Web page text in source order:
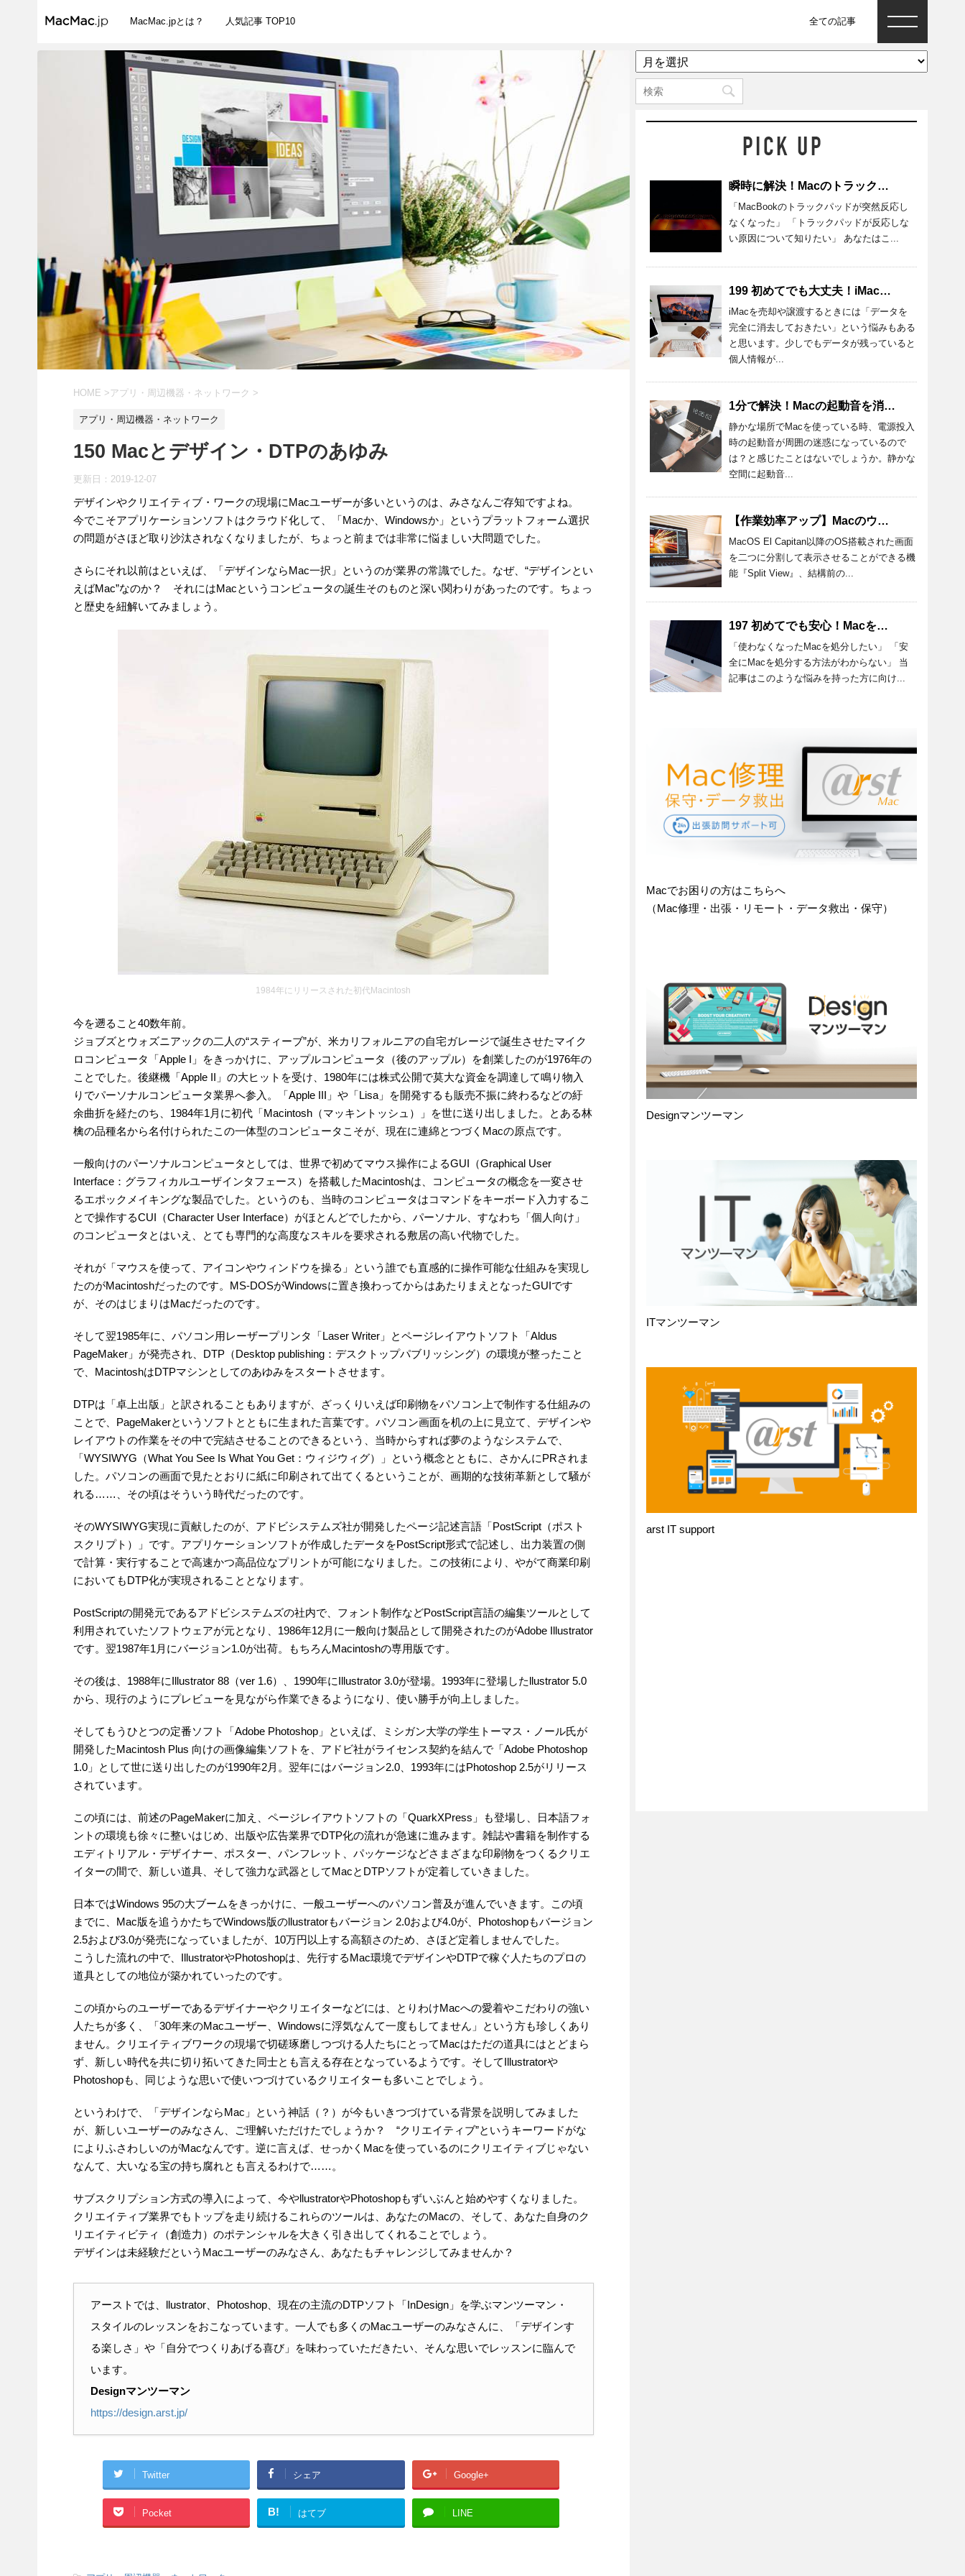
MacMac.jpとは？ 人気記事 TOP10 全ての記事
HOME >アプリ・周辺機器・ネットワーク >
アプリ・周辺機器・ネットワーク
150 Macとデザイン・DTPのあゆみ
更新日： 2019-12-07
デザインやクリエイティブ・ワークの現場にMacユーザーが多いというのは、みさなんご存知ですよね。
今でこそアプリケーションソフトはクラウド化して、「Macか、Windowsか」というプラットフォーム選択
の問題がさほど取り沙汰されなくなりましたが、ちょっと前までは非常に悩ましい大問題でした。
さらにそれ以前はといえば、「デザインならMac一択」というのが業界の常識でした。なぜ、“デザインとい
えばMac”なのか？ それにはMacというコンピュータの誕生そのものと深い関わりがあったのです。ちょっ
と歴史を紐解いてみましょう。
1984年にリリースされた初代Macintosh
今を遡ること40数年前。
ジョブズとウォズニアックの二人の“スティーブ”が、米カリフォルニアの自宅ガレージで誕生させたマイク
ロコンピュータ「Apple I」をきっかけに、アップルコンピュータ（後のアップル）を創業したのが1976年の
ことでした。後継機「Apple II」の大ヒットを受け、1980年には株式公開で莫大な資金を調達して鳴り物入
りでパーソナルコンピュータ業界へ参入。「Apple III」や「Lisa」を開発するも販売不振に終わるなどの紆
余曲折を経たのち、1984年1月に初代「Macintosh（マッキントッシュ）」を世に送り出しました。とある林
檎の品種名から名付けられたこの一体型のコンピュータこそが、現在に連綿とつづくMacの原点です。
一般向けのパーソナルコンピュータとしては、世界で初めてマウス操作によるGUI（Graphical User
Interface：グラフィカルユーザインタフェース）を搭載したMacintoshは、コンピュータの概念を一変させ
るエポックメイキングな製品でした。というのも、当時のコンピュータはコマンドをキーボード入力するこ
とで操作するCUI（Character User Interface）がほとんどでしたから、パーソナル、すなわち「個人向け」
のコンピュータとはいえ、とても専門的な高度なスキルを要求される敷居の高い代物でした。
それが「マウスを使って、アイコンやウィンドウを操る」という誰でも直感的に操作可能な仕組みを実現し
たのがMacintoshだったのです。MS-DOSがWindowsに置き換わってからはあたりまえとなったGUIです
が、そのはじまりはMacだったのです。
そして翌1985年に、パソコン用レーザープリンタ「Laser Writer」とページレイアウトソフト「Aldus
PageMaker」が発売され、DTP（Desktop publishing：デスクトップパブリッシング）の環境が整ったこと
で、MacintoshはDTPマシンとしてのあゆみをスタートさせます。
DTPは「卓上出版」と訳されることもありますが、ざっくりいえば印刷物をパソコン上で制作する仕組みの
ことで、PageMakerというソフトとともに生まれた言葉です。パソコン画面を机の上に見立て、デザインや
レイアウトの作業をその中で完結させることのできるという、当時からすれば夢のようなシステムで、
「WYSIWYG（What You See Is What You Get：ウィジウィグ）」という概念とともに、さかんにPRされま
した。パソコンの画面で見たとおりに紙に印刷されて出てくるということが、画期的な技術革新として騒が
れる……、その頃はそういう時代だったのです。
そのWYSIWYG実現に貢献したのが、アドビシステムズ社が開発したページ記述言語「PostScript（ポスト
スクリプト）」です。アプリケーションソフトが作成したデータをPostScript形式で記述し、出力装置の側
で計算・実行することで高速かつ高品位なプリントが可能になりました。この技術により、やがて商業印刷
においてもDTP化が実現されることとなります。
PostScriptの開発元であるアドビシステムズの社内で、フォント制作などPostScript言語の編集ツールとして
利用されていたソフトウェアが元となり、1986年12月に一般向け製品として開発されたのがAdobe Illustrator
です。翌1987年1月にバージョン1.0が出荷。もちろんMacintoshの専用版です。
その後は、1988年にIllustrator 88（ver 1.6）、1990年にIllustrator 3.0が登場。1993年に登場したllustrator 5.0
から、現行のようにプレビューを見ながら作業できるようになり、使い勝手が向上しました。
そしてもうひとつの定番ソフト「Adobe Photoshop」といえば、ミシガン大学の学生トーマス・ノール氏が
開発したMacintosh Plus 向けの画像編集ソフトを、アドビ社がライセンス契約を結んで「Adobe Photoshop
1.0」として世に送り出したのが1990年2月。翌年にはバージョン2.0、1993年にはPhotoshop 2.5がリリース
されています。
この頃には、前述のPageMakerに加え、ページレイアウトソフトの「QuarkXPress」も登場し、日本語フォ
ントの環境も徐々に整いはじめ、出版や広告業界でDTP化の流れが急速に進みます。雑誌や書籍を制作する
エディトリアル・デザイナー、ポスター、パンフレット、パッケージなどさまざまな印刷物をつくるクリエ
イターの間で、新しい道具、そして強力な武器としてMacとDTPソフトが定着していきました。
日本ではWindows 95の大ブームをきっかけに、一般ユーザーへのパソコン普及が進んでいきます。この頃
までに、Mac版を追うかたちでWindows版のllustratorもバージョン 2.0および4.0が、Photoshopもバージョン
2.5および3.0が発売になっていましたが、10万円以上する高額さのため、さほど定着しませんでした。
こうした流れの中で、IllustratorやPhotoshopは、先行するMac環境でデザインやDTPで稼ぐ人たちのプロの
道具としての地位が築かれていったのです。
この頃からのユーザーであるデザイナーやクリエイターなどには、とりわけMacへの愛着やこだわりの強い
人たちが多く、「30年来のMacユーザー、Windowsに浮気なんて一度もしてません」という方も珍しくあり
ません。クリエイティブワークの現場で切磋琢磨しつづける人たちにとってMacはただの道具にはとどまら
ず、新しい時代を共に切り拓いてきた同士とも言える存在となっているようです。そしてIllustratorや
Photoshopも、同じような思いで使いつづけているクリエイターも多いことでしょう。
というわけで、「デザインならMac」という神話（？）が今もいきつづけている背景を説明してみました
が、新しいユーザーのみなさん、ご理解いただけたでしょうか？ “クリエイティブ”というキーワードがな
によりふさわしいのがMacなんです。逆に言えば、せっかくMacを使っているのにクリエイティブじゃない
なんて、大いなる宝の持ち腐れとも言えるわけで……。
サブスクリプション方式の導入によって、今やllustratorやPhotoshopもずいぶんと始めやすくなりました。
クリエイティブ業界でもトップを走り続けるこれらのツールは、あなたのMacの、そして、あなた自身のク
リエイティビティ（創造力）のポテンシャルを大きく引き出してくれることでしょう。
デザインは未経験だというMacユーザーのみなさん、あなたもチャレンジしてみませんか？
アーストでは、llustrator、Photoshop、現在の主流のDTPソフト「InDesign」を学ぶマンツーマン・
スタイルのレッスンをおこなっています。一人でも多くのMacユーザーのみなさんに、「デザインす
る楽しさ」や「自分でつくりあげる喜び」を味わっていただきたい、そんな思いでレッスンに臨んで
います。
Designマンツーマン
https://design.arst.jp/
Twitter シェア Google+
Pocket B! はてブ LINE
ア
ー
カ
イ
瞬時に解決！Macのトラックパッドが反応しないときの原因と対処法
「MacBookのトラックパッドが突然反応し
なくなった」 「トラックパッドが反応しな
い原因について知りたい」 あなたはこ...
199 初めてでも大丈夫！iMacのデータを完全消去する準備・方法を紹介
iMacを売却や譲渡するときには「データを
完全に消去しておきたい」という悩みもある
と思います。少しでもデータが残っていると
個人情報が...
1分で解決！Macの起動音を消す設定方法とおすすめアプリを紹介！
静かな場所でMacを使っている時、電源投入
時の起動音が周囲の迷惑になっているので
は？と感じたことはないでしょうか。静かな
空間に起動音...
【作業効率アップ】Macのウィンドウを半分にする方法を詳しく解説
MacOS El Capitan以降のOS搭載された画面
を二つに分割して表示させることができる機
能『Split View』、結構前の...
197 初めてでも安心！Macを処分するときの準備と方法を詳しく解説！
「使わなくなったMacを処分したい」 「安
全にMacを処分する方法がわからない」 当
記事はこのような悩みを持った方に向け...
Macでお困りの方はこちらへ
（Mac修理・出張・リモート・データ救出・保守）
Designマンツーマン
ITマンツーマン
arst IT support